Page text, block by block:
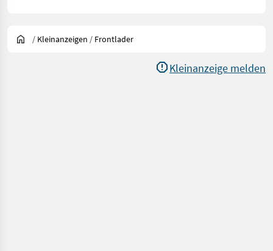
/ Kleinanzeigen / Frontlader
Kleinanzeige melden